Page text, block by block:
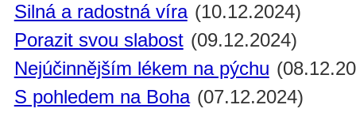
Silná a radostná víra (10.12.2024)
Porazit svou slabost (09.12.2024)
Nejúčinnějším lékem na pýchu
S pohledem na Boha (07.12.2024)